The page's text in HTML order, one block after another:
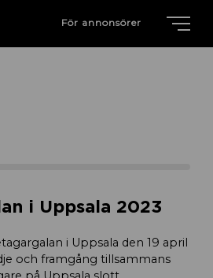
För annonsörer
i Uppsala 2023
i Uppsala den 19 april
och framgång tillsammans